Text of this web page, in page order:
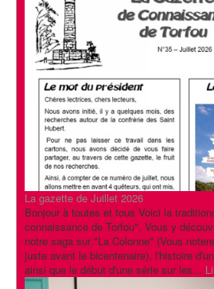
La gazette de Juillet 2026
Bonjour à toutes et tous Voici la
connaissance de Torfou". Vous y
notre saga sur "La Colonne" (Vous
juste avant le bicentenaire), l'histoire
ainsi que le début d'une série sur les...